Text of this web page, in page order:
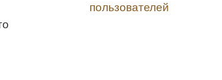
пользователей